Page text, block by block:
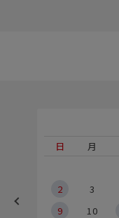
日
月
2
3
9
10